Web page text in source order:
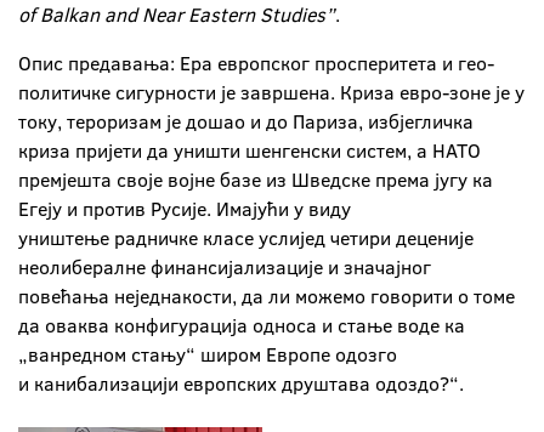
of Balkan and Near Eastern Studies”.
Опис предавања: Ера европског просперитета и гео-
политичке сигурности је завршена. Криза евро-зоне је у
току, тероризам је дошао и до Париза, избјегличка
криза пријети да уништи шенгенски систем, а НАТО
премјешта своје војне базе из Шведске према југу ка
Егеју и против Русије. Имајући у виду
уништење радничке класе услијед четири деценије
неолибералне финансијализације и значајног
повећања неједнакости, да ли можемо говорити о томе
да оваква конфигурација односа и стање воде ка
„ванредном стању“ широм Европе одозго
и канибализацији европских друштава одоздо?“.